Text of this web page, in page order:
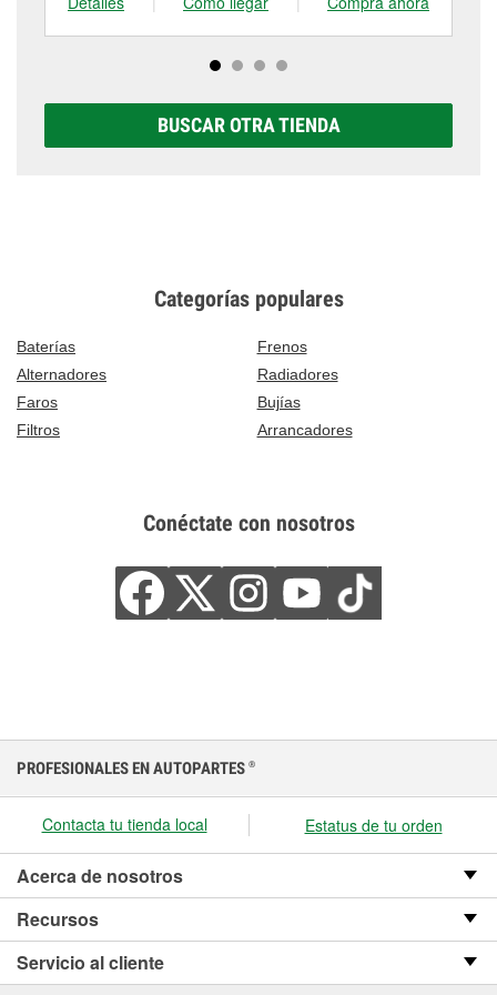
BUSCAR OTRA TIENDA
Categorías populares
Baterías
Frenos
Alternadores
Radiadores
Faros
Bujías
Filtros
Arrancadores
Conéctate con nosotros
PROFESIONALES EN AUTOPARTES ®
Contacta tu tienda local Estatus de tu orden
Acerca de nosotros
Recursos
Servicio al cliente